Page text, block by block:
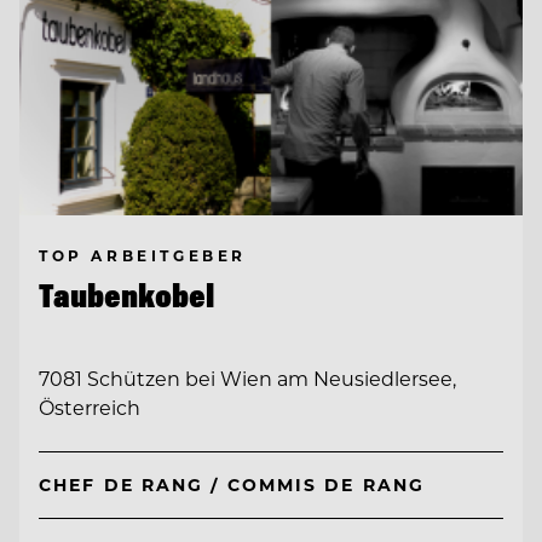
TOP ARBEITGEBER
Taubenkobel
7081 Schützen bei Wien am Neusiedlersee,
Österreich
CHEF DE RANG / COMMIS DE RANG